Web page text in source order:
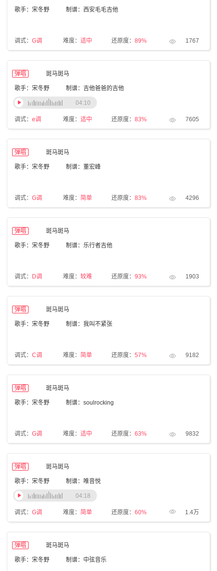
歌手：宋冬野 制谱：西安毛毛吉他
调式： G调 难度： 适中 还原度： 89% 1767
弹唱 斑马斑马
歌手：宋冬野 制谱：吉他爸爸的吉他
调式： e调 难度： 适中 还原度： 83% 7605
04:10
弹唱 斑马斑马
歌手：宋冬野 制谱：董宏峰
调式： G调 难度： 简单 还原度： 83% 4296
弹唱 斑马斑马
歌手：宋冬野 制谱：乐行者吉他
调式： D调 难度： 较难 还原度： 93% 1903
弹唱 斑马斑马
歌手：宋冬野 制谱：我叫不紧张
调式： C调 难度： 简单 还原度： 57% 9182
弹唱 斑马斑马
歌手：宋冬野 制谱：soulrocking
调式： G调 难度： 适中 还原度： 63% 9832
弹唱 斑马斑马
歌手：宋冬野 制谱：唯音悦
调式： G调 难度： 简单 还原度： 60% 1.4万
04:18
弹唱 斑马斑马
歌手：宋冬野 制谱：中弦音乐